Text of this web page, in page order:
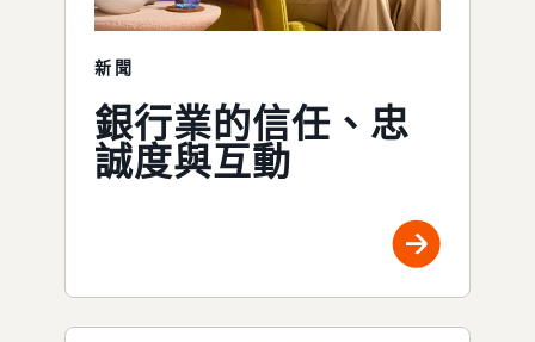
新聞
銀行業的信任、忠
誠度與互動